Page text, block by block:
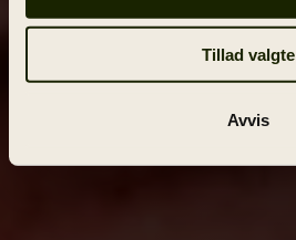
Tillad valgte
Avvis